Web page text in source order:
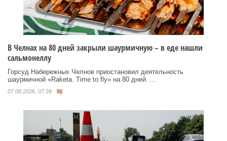
В Челнах на 80 дней закрыли шаурмичную – в еде нашли
сальмонеллу
Горсуд Набережных Челнов приостановил деятельность
шаурмичной «Raketa. Time to fly» на 80 дней. ...
07.08.2026, 07:39